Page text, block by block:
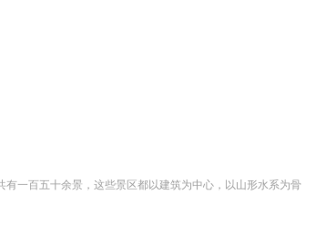
一百五十余景，这些景区都以建筑为中心，以山形水系为骨